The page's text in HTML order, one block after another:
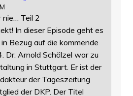
Teil 2
In dieser Episode geht es
Bezug auf die kommende
Dr. Arnold Schölzel war zu
in Stuttgart. Er ist der
der Tageszeitung
der DKP. Der Titel